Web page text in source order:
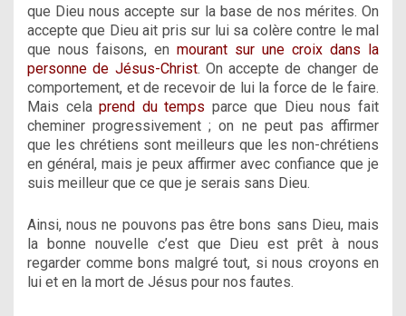
que Dieu nous accepte sur la base de nos mérites. On
accepte que Dieu ait pris sur lui sa colère contre le mal
que nous faisons, en mourant sur une croix dans la
personne de Jésus-Christ. On accepte de changer de
comportement, et de recevoir de lui la force de le faire.
Mais celaprend du temps parce que Dieu nous fait
cheminer progressivement ; on ne peut pas affirmer
que les chrétiens sont meilleurs que les non-chrétiens
en général, mais je peux affirmer avec confiance que je
suis meilleur que ce que je serais sans Dieu.
Ainsi, nous ne pouvons pas être bons sans Dieu, mais
la bonne nouvelle c’est que Dieu est prêt à nous
regarder comme bons malgré tout, si nous croyons en
lui et en la mort de Jésus pour nos fautes.